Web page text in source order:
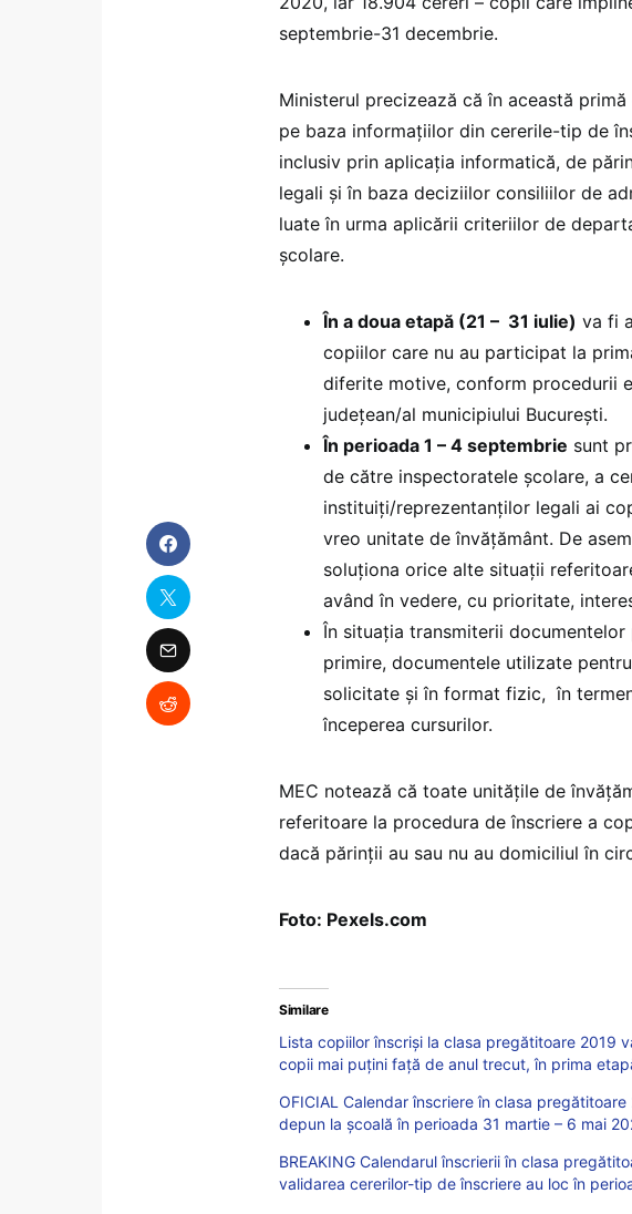
septembrie-31 decembrie.
Ministerul precizează că în această
pe baza informațiilor din cererile-tip de
inclusiv prin aplicația informatică, de
legali și în baza deciziilor consiliilor de
luate în urma aplicării criteriilor de
școlare.
În a doua etapă (21 – 31 iulie) va fi
copiilor care nu au participat la
diferite motive, conform procedurii
județean/al municipiului București.
În perioada 1 – 4 septembrie sunt
de către inspectoratele școlare, a
instituiți/reprezentanților legali ai
vreo unitate de învățământ. De
soluționa orice alte situații
având în vedere, cu prioritate,
În situația transmiterii
primire, documentele utilizate
solicitate și în format fizic, în
începerea cursurilor.
MEC notează că toate unitățile de
referitoare la procedura de înscriere a
dacă părinții au sau nu au domiciliul în
Foto: Pexels.com
Similare
Lista copiilor înscrişi la clasa pregătitoare 2019
copii mai puțini față de anul trecut, în prima
OFICIAL Calendar înscriere în clasa
depun la școală în perioada 31 martie – 6 mai
BREAKING Calendarul înscrierii în clasa
validarea cererilor-tip de înscriere au loc în